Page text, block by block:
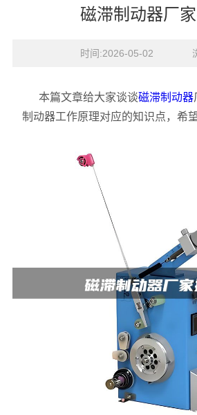
磁滞制动器厂
时间:2026-05-02
本篇文章给大家谈谈磁滞制动器
制动器工作原理对应的知识点，希